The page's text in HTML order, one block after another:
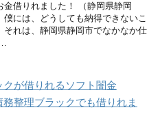
金借りれました！ （静岡県静岡
僕には、どうしても納得できないこ
それは、静岡県静岡市でなかなか仕
が借りれるソフト闇金
整理ブラックでも借りれま